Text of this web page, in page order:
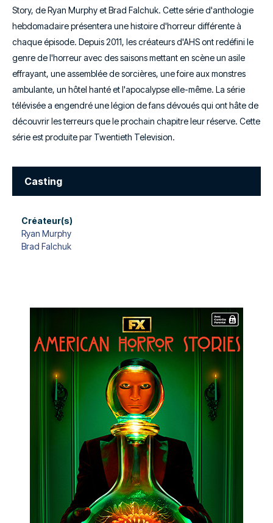
Story, de Ryan Murphy et Brad Falchuk. Cette série d'anthologie
hebdomadaire présentera une histoire d'horreur différente à
chaque épisode. Depuis 2011, les créateurs d'AHS ont redéfini le
genre de l'horreur avec des saisons mettant en scène un asile
effrayant, une assemblée de sorcières, une foire aux monstres
ambulante, un hôtel hanté et l'apocalypse elle-même. La série
télévisée a engendré une légion de fans dévoués qui ont hâte de
découvrir les terreurs que le prochain chapitre leur réserve. Cette
série est produite par Twentieth Television.
Casting
Créateur(s)
Ryan Murphy
Brad Falchuk